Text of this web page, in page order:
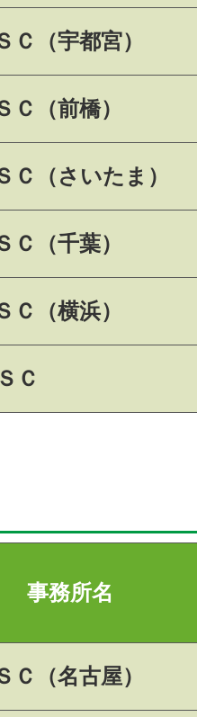
Ｃ（宇都宮）
Ｃ（前橋）
Ｃ（さいたま）
Ｃ（千葉）
Ｃ（横浜）
Ｃ
事務所名
Ｃ（名古屋）